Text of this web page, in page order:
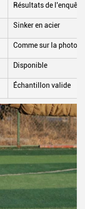
Résultats de l'enquête
Sinker en acier
Comme sur la photo
Disponible
Échantillon valide